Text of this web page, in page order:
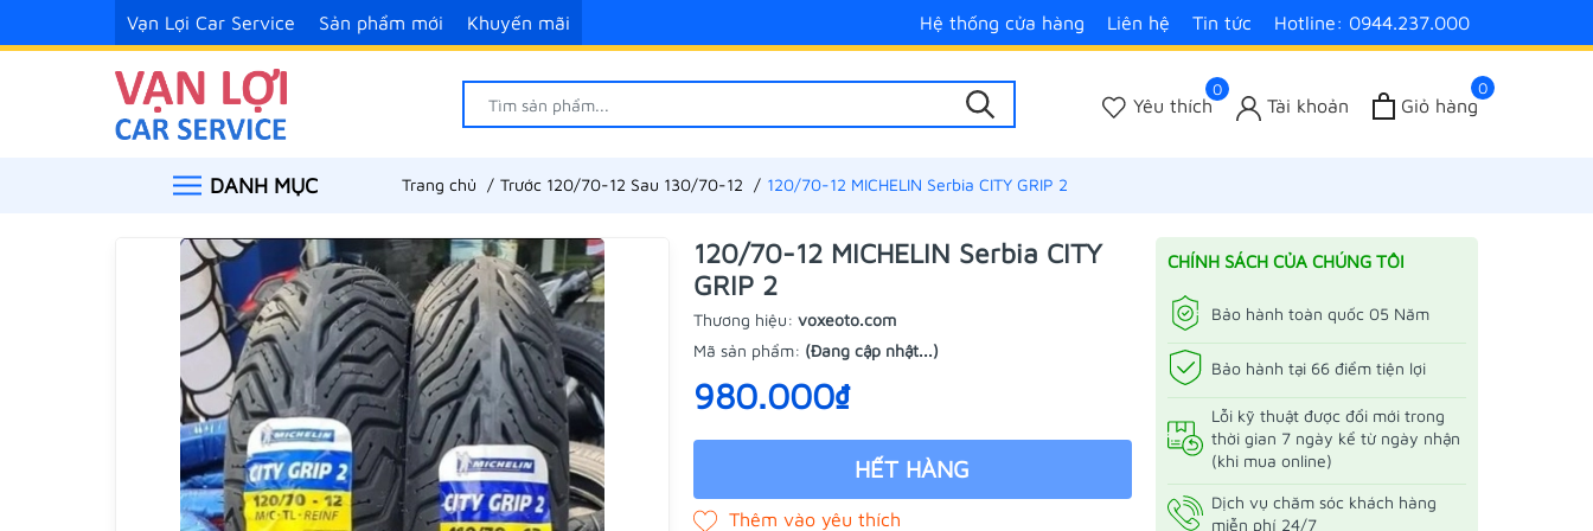
Vạn Lợi Car Service Sản phẩm mới Khuyến mãi Hệ thống cửa hàng Liên hệ Tin tức Hotline: 0944.237.000
0
Yêu thích Tài khoản
0
Giỏ hàng
DANH MỤC Trang chủ Trước 120/70-12 Sau 130/70-12 120/70-12 MICHELIN Serbia CITY GRIP 2
120/70-12 MICHELIN Serbia CITY
GRIP 2
Thương hiệu: voxeoto.com
Mã sản phẩm: (Đang cập nhật...)
980.000₫
HẾT HÀNG
CHÍNH SÁCH CỦA CHÚNG TÔI
Bảo hành toàn quốc 05 Năm
Bảo hành tại 66 điểm tiện lợi
Lỗi kỹ thuật được đổi mới trong
thời gian 7 ngày kể từ ngày nhận
(khi mua online)
Dịch vụ chăm sóc khách hàng
miễn phí 24/7